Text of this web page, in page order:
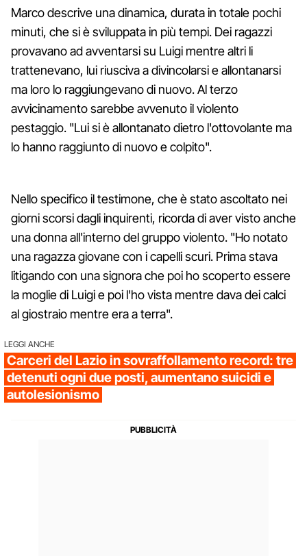
Marco descrive una dinamica, durata in totale pochi
minuti, che si è sviluppata in più tempi. Dei ragazzi
provavano ad avventarsi su Luigi mentre altri li
trattenevano, lui riusciva a divincolarsi e allontanarsi
ma loro lo raggiungevano di nuovo. Al terzo
avvicinamento sarebbe avvenuto il violento
pestaggio. "Lui si è allontanato dietro l'ottovolante ma
lo hanno raggiunto di nuovo e colpito".
Nello specifico il testimone, che è stato ascoltato nei
giorni scorsi dagli inquirenti, ricorda di aver visto anche
una donna all'interno del gruppo violento. "Ho notato
una ragazza giovane con i capelli scuri. Prima stava
litigando con una signora che poi ho scoperto essere
la moglie di Luigi e poi l'ho vista mentre dava dei calci
al giostraio mentre era a terra".
LEGGI ANCHE
Carceri del Lazio in sovraffollamento record: tre
detenuti ogni due posti, aumentano suicidi e
autolesionismo